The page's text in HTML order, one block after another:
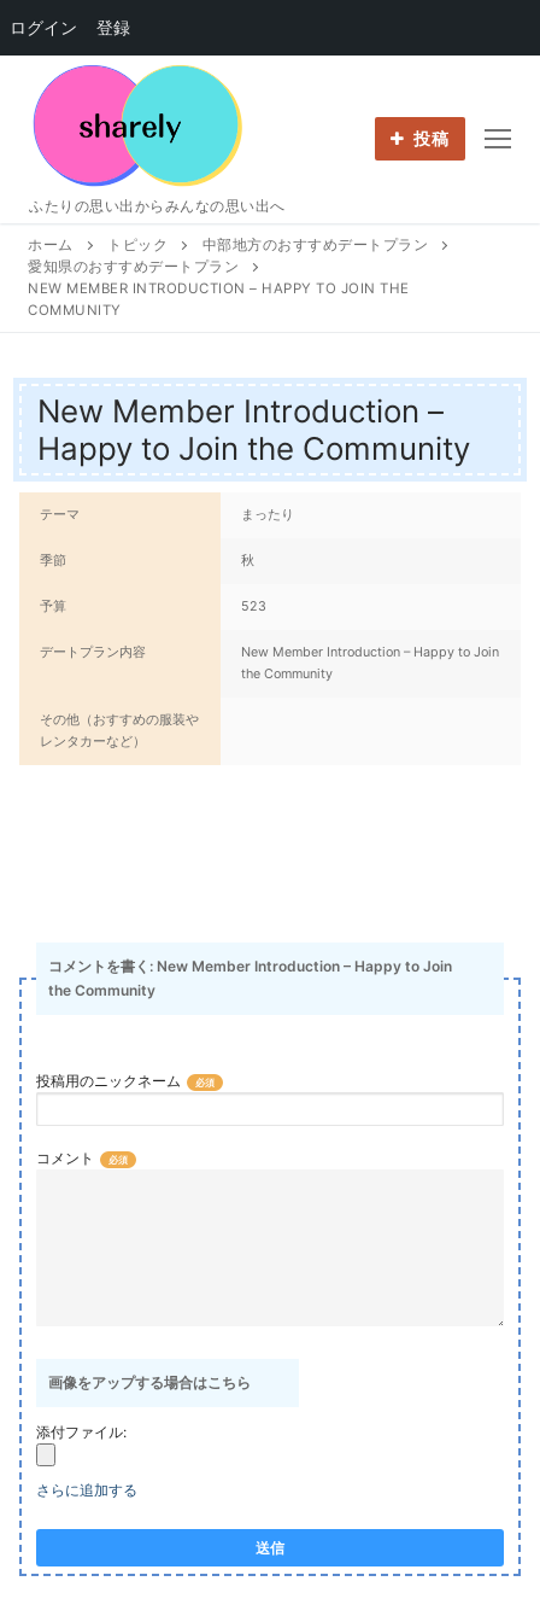
ログイン 登録
ふたりの思い出からみんなの思い出へ
投稿
ホーム トピック
中部地方のおすすめデートプラン
愛知県のおすすめデートプラン
NEW MEMBER INTRODUCTION – HAPPY TO JOIN THE
COMMUNITY
New Member Introduction –
Happy to Join the Community
テーマ まったり
季節 秋
予算 523
デートプラン内容
New Member Introduction – Happy to Join
the Community
その他（おすすめの服装や
レンタカーなど）
コメントを書く: New Member Introduction – Happy to Join
the Community
投稿用のニックネーム
コメント
画像をアップする場合はこちら
添付ファイル:
さらに追加する
送信